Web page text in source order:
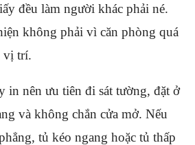
đều làm người khác phải né.
không phải vì căn phòng quá
vị trí.
in nên ưu tiên đi sát tường, đặt ở
và không chắn cửa mở. Nếu
tủ kéo ngang hoặc tủ thấp